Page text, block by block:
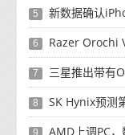
5 新数据确认
6 Razer Orochi
7 三星推出带有OLED显
8 SK Hynix预测第
9 AMD上调PC